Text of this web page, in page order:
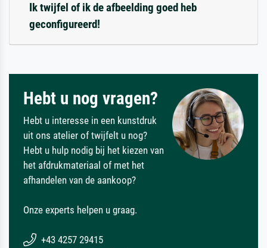
Ik twijfel of ik de afbeelding goed heb
geconfigureerd!
Hebt u nog vragen?
Hebt u interesse in een kunstdruk
uit ons atelier of twijfelt u nog?
Hebt u hulp nodig bij het kiezen van
het afdrukmateriaal of met het
afhandelen van de aankoop?
Onze experts helpen u graag.
+43 4257 29415